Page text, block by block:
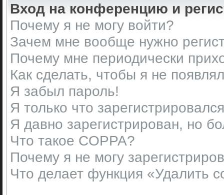
Вход на конференцию и
Почему я не могу войти?
Зачем мне вообще нужно
Почему мне периодически
Как сделать, чтобы я не
Я забыл пароль!
Я только что
Я давно зарегистрирован, но
Что такое COPPA?
Почему я не могу
Что делает функция «Удалить